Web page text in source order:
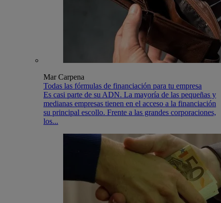
Mar Carpena
Todas las fórmulas de financiación para tu empresa
Es casi parte de su ADN. La mayoría de las pequeñas y
medianas empresas tienen en el acceso a la financiación
su principal escollo. Frente a las grandes corporaciones,
los...